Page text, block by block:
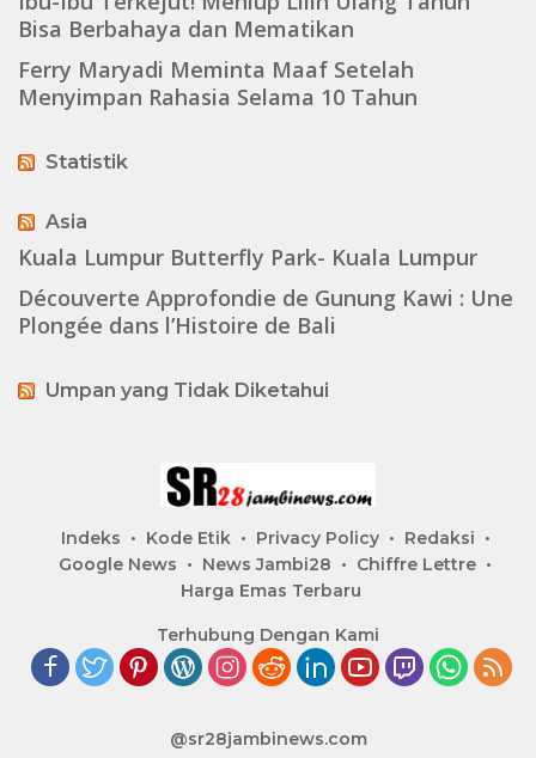
Bisa Berbahaya dan Mematikan
Ferry Maryadi Meminta Maaf Setelah
Menyimpan Rahasia Selama 10 Tahun
Statistik
Asia
Kuala Lumpur Butterfly Park- Kuala Lumpur
Découverte Approfondie de Gunung Kawi : Une
Plongée dans l’Histoire de Bali
Umpan yang Tidak Diketahui
Indeks Kode Etik Privacy Policy
Redaksi
Google News
News Jambi28
Chiffre Lettre
Harga Emas Terbaru
Terhubung Dengan Kami
@sr28jambinews.com